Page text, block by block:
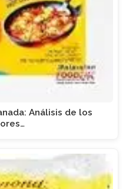
Análisis de los